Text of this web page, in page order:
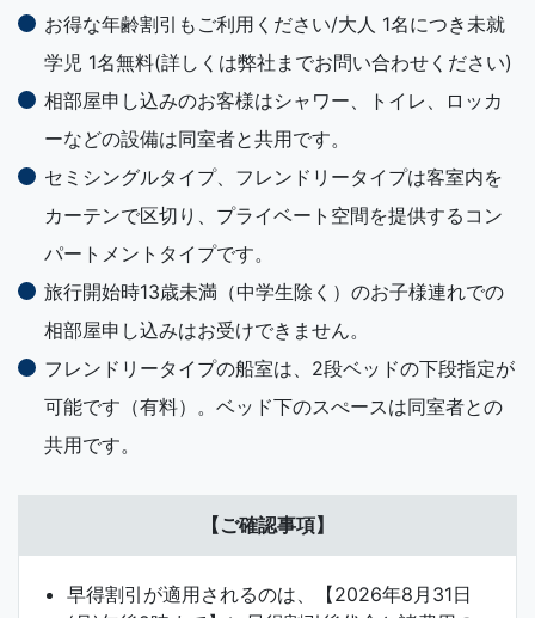
お得な年齢割引もご利用ください/大人 1名につき未就
学児 1名無料(詳しくは弊社までお問い合わせください)
相部屋申し込みのお客様はシャワー、トイレ、ロッカ
ーなどの設備は同室者と共用です。
セミシングルタイプ、フレンドリータイプは客室内を
カーテンで区切り、プライベート空間を提供するコン
パートメントタイプです。
旅行開始時13歳未満（中学生除く）のお子様連れでの
相部屋申し込みはお受けできません。
フレンドリータイプの船室は、2段ベッドの下段指定が
可能です（有料）。ベッド下のスぺースは同室者との
共用です。
【ご確認事項】
早得割引が適用されるのは、【2026年8月31日